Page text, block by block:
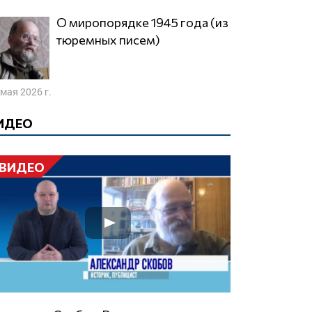
О миропорядке 1945 года (из
тюремных писем)
2026 г.